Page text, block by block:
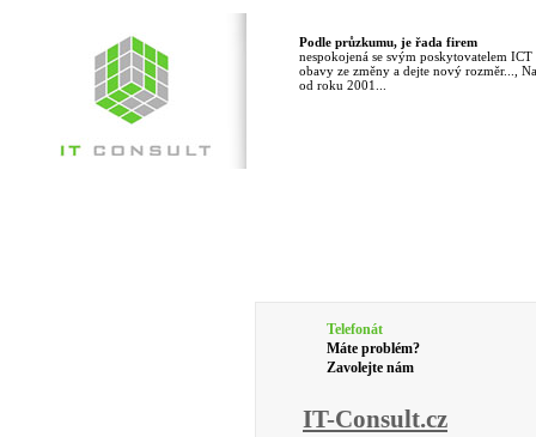
Podle průzkumu, je řada firem
nespokojená se svým poskytovatelem ICT
obavy ze změny a dejte nový rozměr...,
od roku 2001...
Telefonát
Máte problém?
Zavolejte nám
IT-Consult.cz